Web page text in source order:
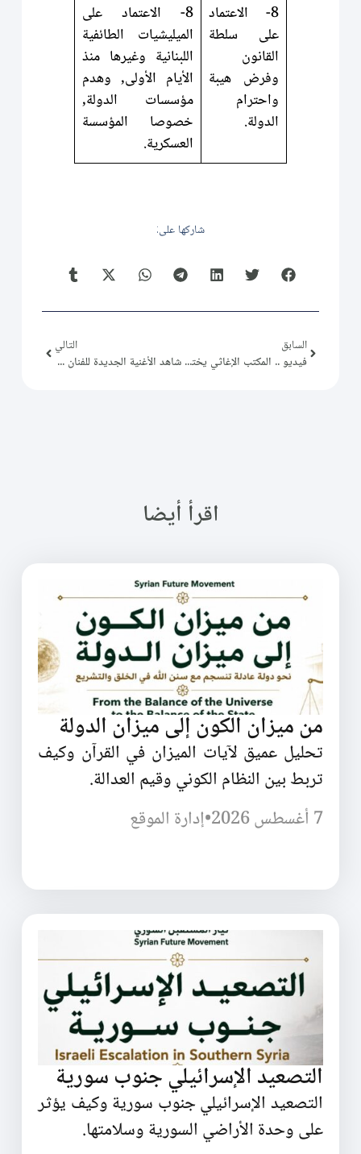
8- الاعتماد
على سلطة
القانون
وفرض هيبة
واحترام
الدولة.
8- الاعتماد على
الميليشيات الطائفية
اللبنانية وغيرها منذ
الأيام الأولى, وهدم
مؤسسات الدولة,
خصوصا المؤسسة
العسكرية.
شاركها على:
السابق
فيديو .. المكتب الإغاثي يختتم مشروع أضاحي عيد 2023
التالي
شاهد الأغنية الجديدة للفنان الكبير سميح شقير
اقرأ أيضا
من ميزان الكون إلى ميزان الدولة
تحليل عميق لآيات الميزان في القرآن وكيف
تربط بين النظام الكوني وقيم العدالة.
7 أغسطس 2026
•إدارة الموقع
التصعيد الإسرائيلي جنوب سورية
التصعيد الإسرائيلي جنوب سورية وكيف يؤثر
على وحدة الأراضي السورية وسلامتها.